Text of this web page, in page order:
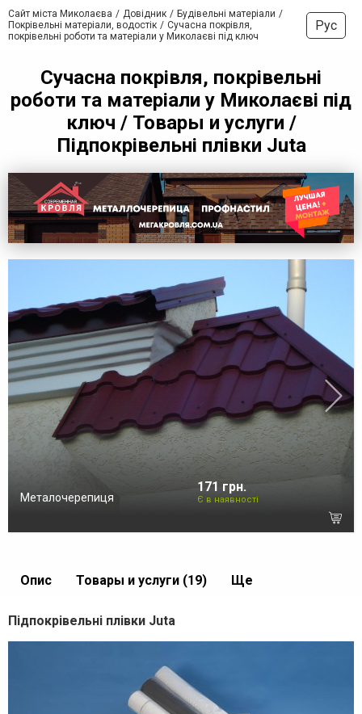
Сайт міста Миколаєва Довідник
Будівельні матеріали
Покрівельні матеріали, водостік
Сучасна покрівля,
покрівельні роботи та матеріали у Миколаєві під ключ
Рус
Сучасна покрівля, покрівельні
роботи та матеріали у Миколаєві під
ключ / Товары и услуги /
Підпокрівельні плівки Juta
Металочерепиця
171 грн.
Є в наявності
Опис Товары и услуги (19) Ще
Підпокрівельні плівки Juta